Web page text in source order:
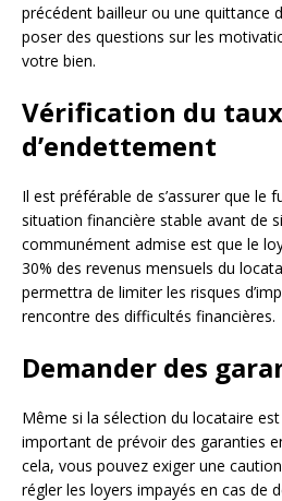
précédent bailleur ou une quittance
poser des questions sur les
votre bien.
Vérification du taux
d’endettement
Il est préférable de s’assurer que le
situation financière stable avant de
communément admise est que le
30% des revenus mensuels du
permettra de limiter les risques
rencontre des difficultés financières.
Demander des
Même si la sélection du locataire
important de prévoir des garanties
cela, vous pouvez exiger une
régler les loyers impayés en cas de